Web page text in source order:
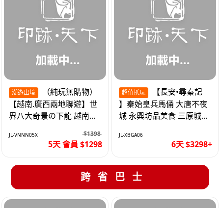
潮遊出境
【越南.廣西兩地聯遊】世
界八大奇景の下龍 越南首
車5天
JL-VNNN05X $1398
5天 會員 $1298
超值抵玩
】秦始皇兵馬俑 大唐不夜
城 永興坊品美食 三原城隍
JL-XBGA06
6天 $3298+
跨省巴士